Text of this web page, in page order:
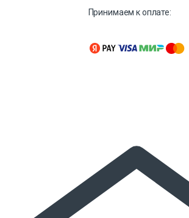
Принимаем к оплате: